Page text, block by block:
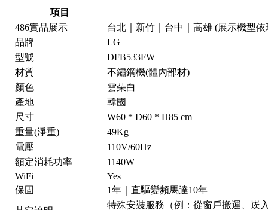
項目
486實品展示
台北｜新竹｜台中｜高雄 (展示機型
品牌
LG
型號
DFB533FW
材質
不鏽鋼機(體內部材)
顏色
雲朵白
產地
韓國
尺寸
W60 * D60 * H85 cm
重量(淨重)
49Kg
電壓
110V/60Hz
額定消耗功率
1140W
WiFi
Yes
保固
1年｜直驅變頻馬達10年
特殊安裝服務（例：從窗戶搬運、崁